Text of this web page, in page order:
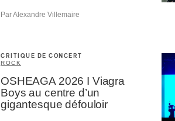
Par Alexandre Villemaire
CRITIQUE DE CONCERT
ROCK
OSHEAGA 2026 I Viagra
Boys au centre d’un
gigantesque défouloir